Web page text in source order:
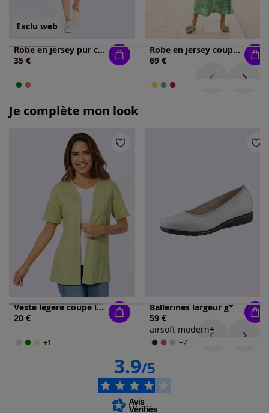
Exclu web
Robe en jersey pur coton
35 €
Robe en jersey coupe avantageuse
69 €
Je complète mon look
Veste légère coupe longue
20 €
+1
Ballerines largeur g*
59 €
airsoft modern+
+2
3.9/5